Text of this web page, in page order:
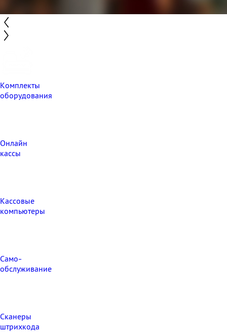
Комплекты
оборудования
Онлайн
кассы
Кассовые
компьютеры
Само-
обслуживание
Сканеры
штрихкода